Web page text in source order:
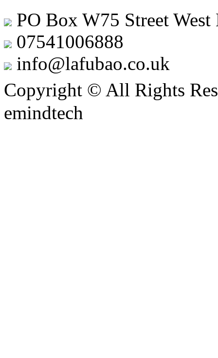
PO Box W75 Street
07541006888
info@lafubao.co.uk
Copyright © All Rights
emindtech